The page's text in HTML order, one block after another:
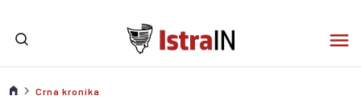
Crna kronika